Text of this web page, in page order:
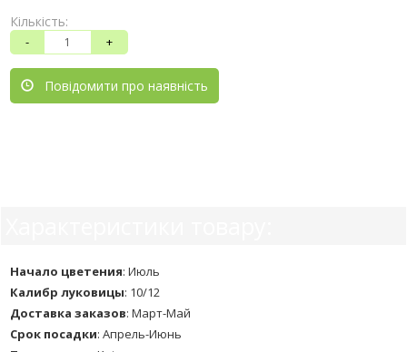
Кількість:
- +
Повідомити про наявність
Начало цветения: Июль
Калибр луковицы: 10/12
Доставка заказов: Март-Май
Срок посадки: Апрель-Июнь